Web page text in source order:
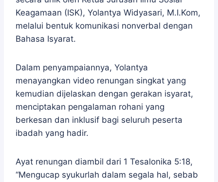
Keagamaan (ISK), Yolantya Widyasari, M.I.Kom,
melalui bentuk komunikasi nonverbal dengan
Bahasa Isyarat.
Dalam penyampaiannya, Yolantya
menayangkan video renungan singkat yang
kemudian dijelaskan dengan gerakan isyarat,
menciptakan pengalaman rohani yang
berkesan dan inklusif bagi seluruh peserta
ibadah yang hadir.
Ayat renungan diambil dari 1 Tesalonika 5:18,
“Mengucap syukurlah dalam segala hal, sebab